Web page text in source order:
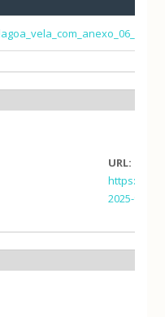
URL:
https://
2025-